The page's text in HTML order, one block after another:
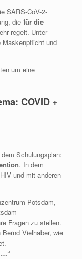
SARS-CoV-2-
die für die
regelt. Unter
Maskenpflicht und
um eine
COVID +
Schulungsplan:
. In dem
und mit anderen
Potsdam,
Fragen zu stellen.
Vielhaber, wie